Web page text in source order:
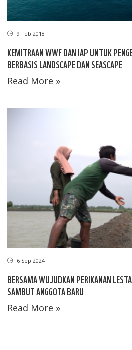
9 Feb 2018
KEMITRAAN WWF DAN IAP UNTUK
BERBASIS LANDSCAPE DAN SEASCAPE
Read More »
6 Sep 2024
BERSAMA WUJUDKAN PERIKANAN
SAMBUT ANGGOTA BARU
Read More »